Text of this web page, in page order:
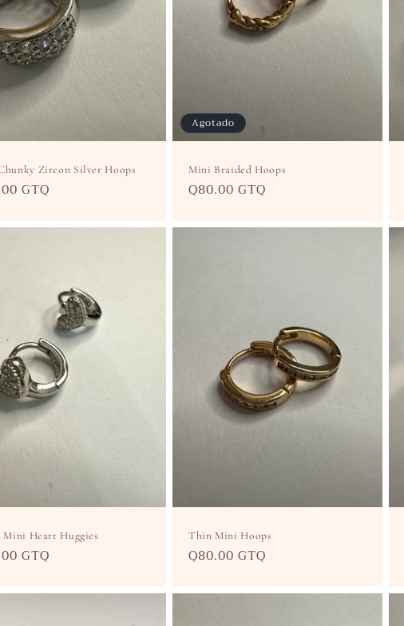
Zircon Silver Hoops
GTQ
Agotado
Mini Braided Hoops
Precio
Q80.00 GTQ
Mini Heart Huggies
GTQ
Thin Mini Hoops
Precio
Q80.00 GTQ